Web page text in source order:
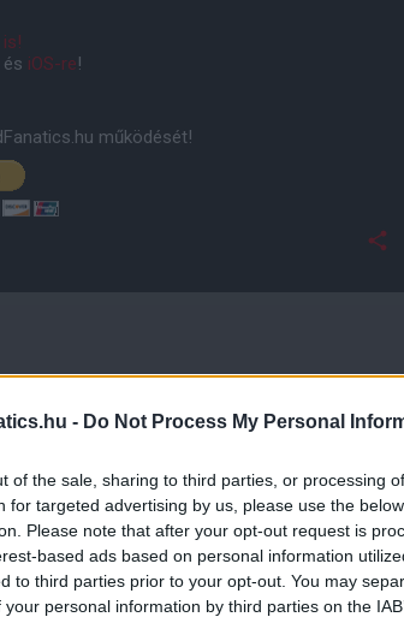
- Do Not Process My Personal
of the sale, sharing to third parties, or processing
for targeted advertising by us, please use the
Please note that after your opt-out request is
based ads based on personal information
to third parties prior to your opt-out. You may
personal information by third parties on the
és iOS-re!
működését!